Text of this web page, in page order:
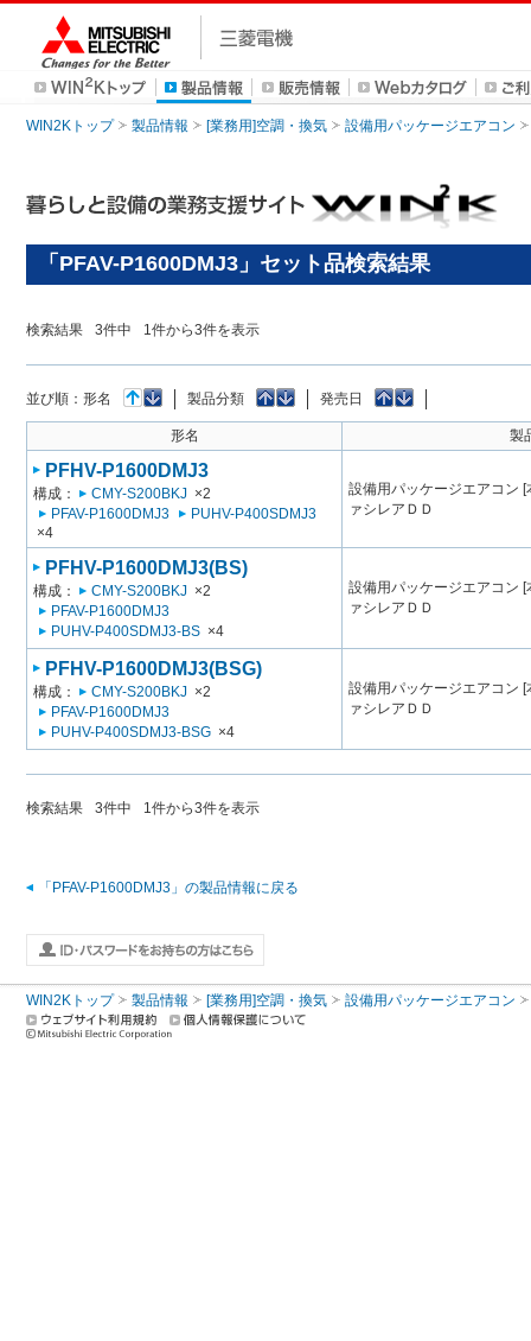
WIN2Kトップ 製品情報 [業務用]空調・換気 設備用パッケージエアコン
「PFAV-P1600DMJ3」セット品検索結果
検索結果 3件中 1件から3件を表示
並び順： 形名 製品分類 発売日
形名 製
PFHV-P1600DMJ3
構成： CMY-S200BKJ ×2
PFAV-P1600DMJ3
PUHV-P400SDMJ3
×4
設備用パッケージエアコン
ァシレアＤＤ
PFHV-P1600DMJ3(BS)
構成： CMY-S200BKJ ×2
PFAV-P1600DMJ3
PUHV-P400SDMJ3-BS ×4
設備用パッケージエアコン
ァシレアＤＤ
PFHV-P1600DMJ3(BSG)
構成： CMY-S200BKJ ×2
PFAV-P1600DMJ3
PUHV-P400SDMJ3-BSG ×4
設備用パッケージエアコン
ァシレアＤＤ
検索結果 3件中 1件から3件を表示
「PFAV-P1600DMJ3」の製品情報に戻る
WIN2Kトップ 製品情報 [業務用]空調・換気 設備用パッケージエアコン